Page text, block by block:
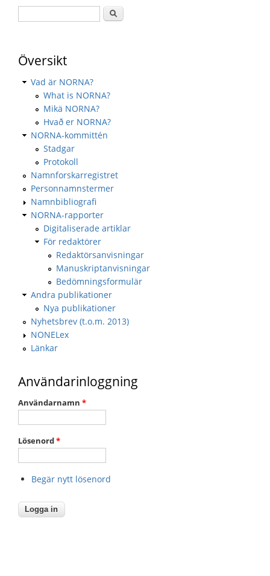
Översikt
Vad är NORNA?
What is NORNA?
Mikä NORNA?
Hvað er NORNA?
NORNA-kommittén
Stadgar
Protokoll
Namnforskarregistret
Personnamnstermer
Namnbibliografi
NORNA-rapporter
Digitaliserade artiklar
För redaktörer
Redaktörsanvisningar
Manuskriptanvisningar
Bedömningsformulär
Andra publikationer
Nya publikationer
Nyhetsbrev (t.o.m. 2013)
NONELex
Länkar
Användarinloggning
Användarnamn *
Lösenord*
Begär nytt lösenord